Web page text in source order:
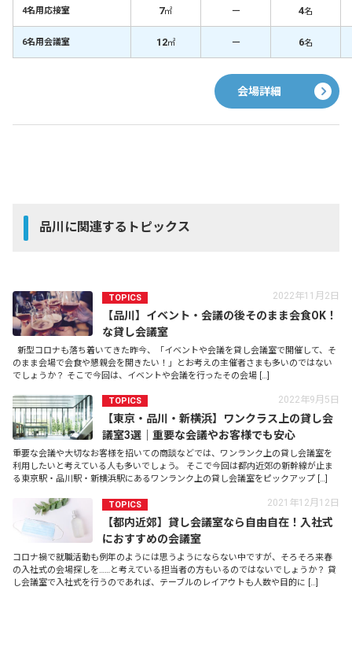
4名用応接室 7㎡ － 4名
6名用会議室 12㎡ － 6名
会場詳細
品川に関連するトピックス
TOPICS 2022年11月2日
【品川】イベント・会議の後そのまま会食OK！
な貸し会議室
新型コロナも落ち着いてきた昨今、「イベントや会議を貸し会議室で開催して、そ
のまま会場で会食や懇親会を開きたい！」とお考えの主催者さまも多いのではない
でしょうか？ そこで今回は、イベントや会議を行ったその会場 […]
TOPICS 2022年9月5日
【東京・品川・新横浜】ワンクラス上の貸し会
議室3選｜重要な会議やお客様でも安心
重要な会議や大切なお客様を招いての商談などでは、ワンランク上の貸し会議室を
利用したいと考えている人も多いでしょう。 そこで今回は都内近郊の新幹線が止ま
る東京駅・品川駅・新横浜駅にあるワンランク上の貸し会議室をピックアップ […]
TOPICS 2021年12月12日
【都内近郊】貸し会議室なら自由自在！入社式
におすすめの会議室
コロナ禍で就職活動も例年のようには思うようにならない中ですが、そろそろ来春
の入社式の会場探しを……と考えている担当者の方もいるのではないでしょうか？ 貸
し会議室で入社式を行うのであれば、テーブルのレイアウトも人数や目的に […]